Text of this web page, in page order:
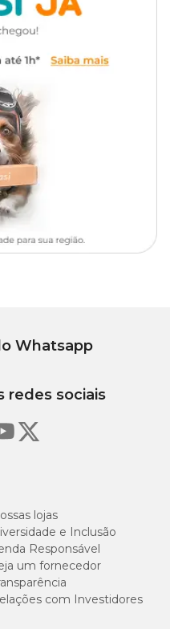
cada Litro de água
lojas
e Inclusão
Responsável
um fornecedor
com Investidores
Whatsapp
redes sociais